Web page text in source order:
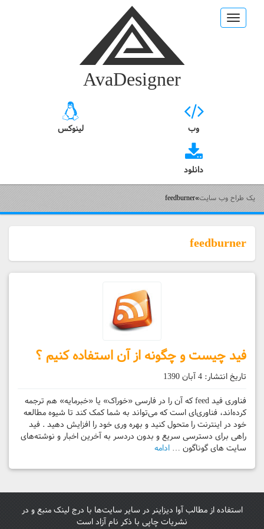
Toggle
navigation
AvaDesigner
وب لینوکس
دانلود
یک طراح وب سایت»
feedburner
feedburner
فید چیست و چگونه از آن استفاده کنیم ؟
تاریخ انتشار: 4 آبان 1390
فناوری فید feed که آن را در فارسی «خوراک» یا «خبرمایه» هم ترجمه
کرده‌اند، فناوری‌ای است که می‌تواند به شما کمک کند تا شیوه مطالعه
خود در اینترنت را متحول کنید و بهره وری خود را افزایش دهید . فید
راهی برای دسترسی سریع و بدون دردسر به آخرین اخبار و نوشته‌های
سایت های گوناگون … ادامه
استفاده از مطالب آوا دیزاینر در سایر سایت‌ها با درج لینک منبع و در
نشریات چاپی با ذکر نام آزاد است